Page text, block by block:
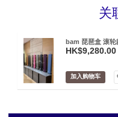
关
bam 琵琶盒 滚
HK$9,280.00
加入购物车